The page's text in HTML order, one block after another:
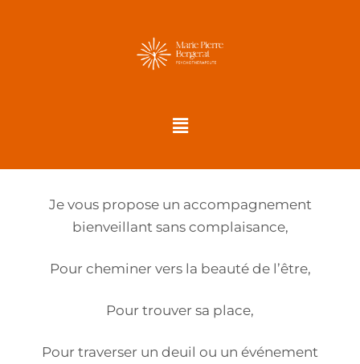
Je vous propose un accompagnement
bienveillant sans complaisance,
Pour cheminer vers la beauté de l’être,
Pour trouver sa place,
Pour traverser un deuil ou un événement